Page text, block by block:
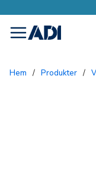
menu
Hem / Produkter /